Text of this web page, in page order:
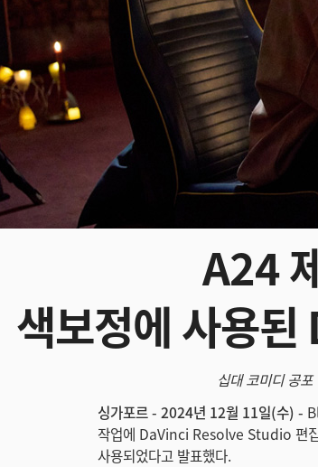
A24
색보정에 사용
십대 코미디 공
싱가포르 - 2024년 12월 11일(수) -
작업에 DaVinci Resolve Studio 편
사용되었다고 발표했다.